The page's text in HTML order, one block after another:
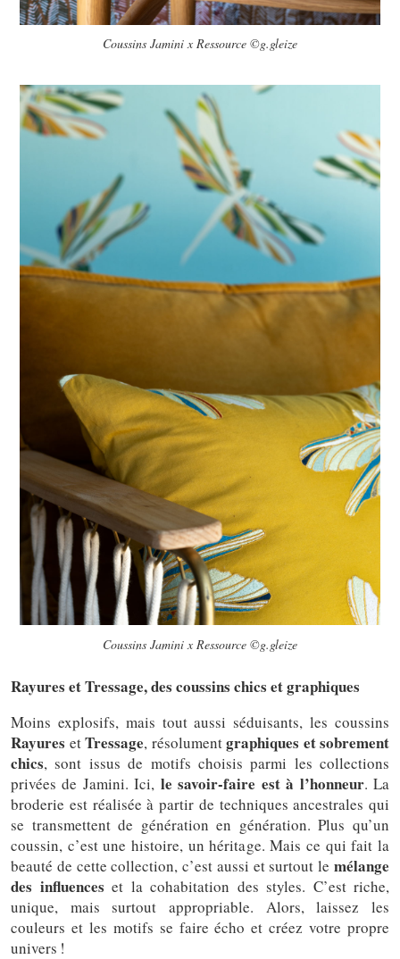
Coussins Jamini x Ressource ©g.gleize
Coussins Jamini x Ressource ©g.gleize
Rayures et Tressage, des coussins chics et graphiques
Moins explosifs, mais tout aussi séduisants, les coussins
Rayures etTressage, résolumentgraphiques et sobrement
chics, sont issus de motifs choisis parmi les collections
privées de Jamini. Ici, le savoir-faire est à l’honneur. La
broderie est réalisée à partir de techniques ancestrales qui
se transmettent de génération en génération. Plus qu’un
coussin, c’est une histoire, un héritage. Mais ce qui fait la
beauté de cette collection, c’est aussi et surtout le mélange
des influences et la cohabitation des styles. C’est riche,
unique, mais surtout appropriable. Alors, laissez les
couleurs et les motifs se faire écho et créez votre propre
univers !